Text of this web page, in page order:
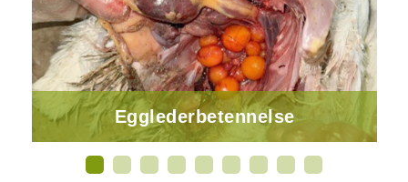
Egglederbetennelse